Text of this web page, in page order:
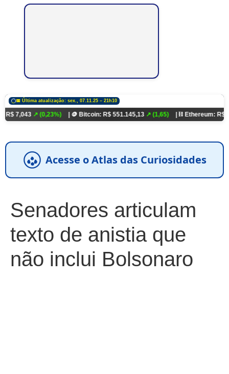
📅 Última atualização: sex., 07.11.25 – 21h10
↗ (0,23%) | 🪙 Bitcoin: R$ 551.145,13↗ (1,65) | ⛓️ Ethereum: R$ 18.321,93
Acesse o Atlas das Curiosidades
Senadores articulam
texto de anistia que
não inclui Bolsonaro